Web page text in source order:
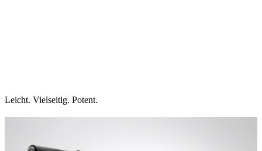
Leicht. Vielseitig. Potent.